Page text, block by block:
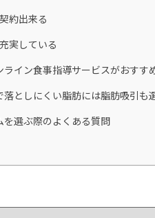
約出来る
実している
ライン食事指導サービスがおすす
落としにくい脂肪には脂肪吸引も
を選ぶ際のよくある質問